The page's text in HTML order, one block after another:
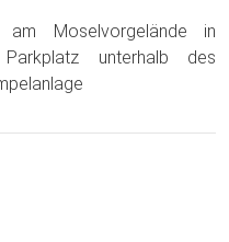
am Moselvorgelände in
unterhalb des